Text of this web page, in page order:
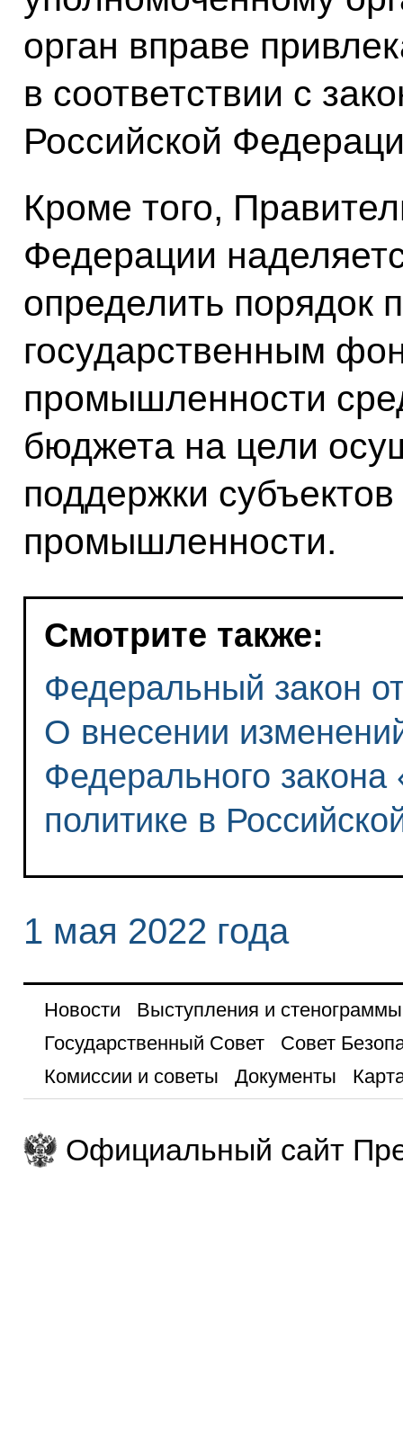
орган вправе
в соответствии с
Российской
Кроме того,
Федерации
определить порядок
государственным
промышленности
бюджета на цели
поддержки
промышленности.
Смотрите также:
Федеральный закон
О внесении
Федерального
политике в
1 мая 2022 года
Новости
Выступления и стенограммы
Государственный Совет
Совет
Комиссии и советы
Документы
Официальный сайт